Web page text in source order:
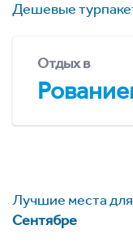
Дешевые
Отдых в
Лучшие места
Сентябре